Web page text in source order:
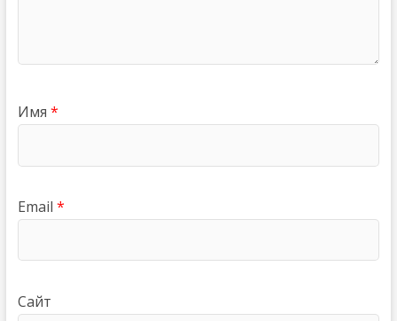
Имя *
Email *
Сайт